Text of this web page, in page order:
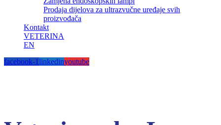
Prodaja dijelova za ultrazvučne uređaje svih
proizvođača
Kontakt
VETERINA
EN
facebook-1linkedinyoutube